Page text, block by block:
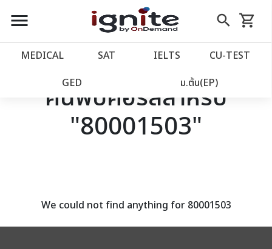
close
account_balance หน้าแรก
เว็บไซต์อิกไนท์
โปรโมชั่น
assignment ลงทะเบียน
menu search
Skip
to
shopping_cart
รถเข็น
MEDICAL SAT IELTS CU‑TEST
GED ม.ต้น(EP)
ค้นพบคอร์สสำหรับ
"80001503"
We could not find anything for 80001503